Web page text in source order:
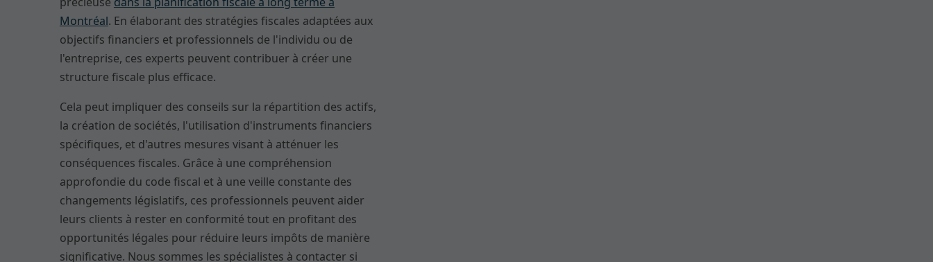
Montréal. En élaborant des stratégies fiscales adaptées aux
objectifs financiers et professionnels de l'individu ou de
l'entreprise, ces experts peuvent contribuer à créer une
structure fiscale plus efficace.
Cela peut impliquer des conseils sur la répartition des actifs,
la création de sociétés, l'utilisation d'instruments financiers
spécifiques, et d'autres mesures visant à atténuer les
conséquences fiscales. Grâce à une compréhension
approfondie du code fiscal et à une veille constante des
changements législatifs, ces professionnels peuvent aider
leurs clients à rester en conformité tout en profitant des
opportunités légales pour réduire leurs impôts de manière
significative. Nous sommes les spécialistes à contacter si